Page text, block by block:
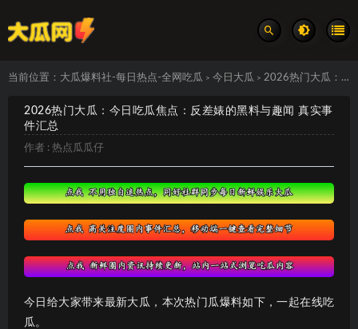
当前位置： 大瓜爆料社-每日热点-全网吃瓜 > 今日大瓜 > 2026热门大瓜：今日吃瓜焦点：反差婊的黑料与趣闻 真实事件汇总
2026热门大瓜：今日吃瓜焦点：反差婊的黑料与趣闻 真实事
件汇总
作者 : 热点瓜瓜仔
今日给大家带来最新大瓜，本次热门瓜爆料如下，一起在线吃
瓜。